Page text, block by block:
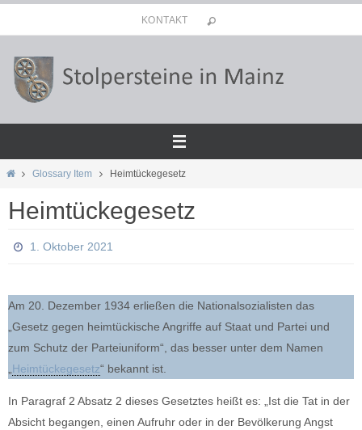
Inhalt
springen
KONTAKT
StartGlossary Item Heimtückegesetz
Heimtückegesetz
1. Oktober 2021
Am 20. Dezember 1934 erließen die Nationalsozialisten das
„Gesetz gegen heimtückische Angriffe auf Staat und Partei und
zum Schutz der Parteiuniform“, das besser unter dem Namen
Heimtückegesetz“ bekannt ist.
In Paragraf 2 Absatz 2 dieses Gesetztes heißt es: „Ist die Tat in der
Absicht begangen, einen Aufruhr oder in der Bevölkerung Angst